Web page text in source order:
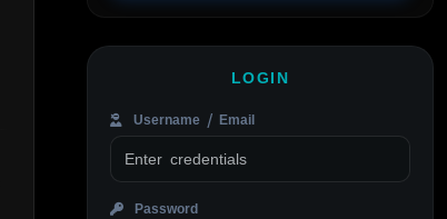
LOGIN
Username / Email
Password